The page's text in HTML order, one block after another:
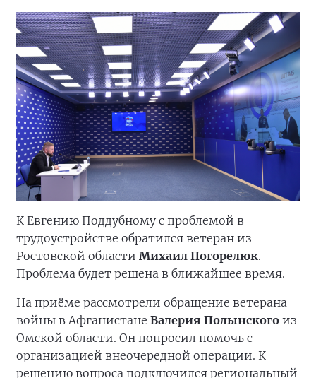
К Евгению Поддубному с проблемой в
трудоустройстве обратился ветеран из
Ростовской области Михаил Погорелюк.
Проблема будет решена в ближайшее время.
На приёме рассмотрели обращение ветерана
войны в Афганистане Валерия Полынского из
Омской области. Он попросил помочь с
организацией внеочередной операции. К
решению вопроса подключился региональный